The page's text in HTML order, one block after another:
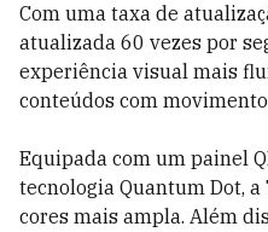
Com uma taxa de
atualizada 60 vezes por
experiência visual mais
conteúdos com
Equipada com um painel
tecnologia Quantum Dot,
cores mais ampla. Além